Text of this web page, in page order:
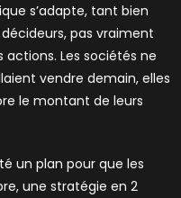
s’adapte, tant bien
pas vraiment
Les sociétés ne
vendre demain, elles
le montant de leurs
un plan pour que les
une stratégie en 2